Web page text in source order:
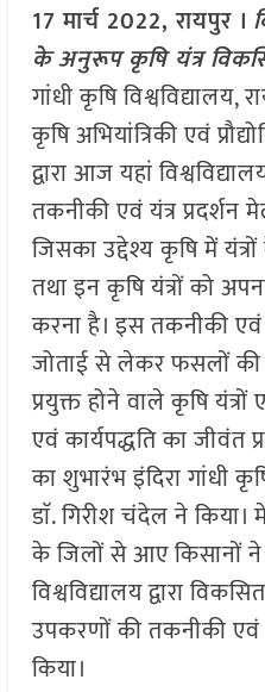
17 मार्च 2022, रायपुर ।
के अनुरूप कृषि यंत्र
गांधी कृषि विश्वविद्यालय,
कृषि अभियांत्रिकी एवं
द्वारा आज यहां
तकनीकी एवं यंत्र
जिसका उद्देश्य कृषि में
तथा इन कृषि यंत्रों को
करना है। इस तकनीकी
जोताई से लेकर फसलों
प्रयुक्त होने वाले कृषि
एवं कार्यपद्धति का जीवंत
का शुभारंभ इंदिरा गांधी
डाॅ. गिरीश चंदेल ने
के जिलों से आए किसानों ने
विश्वविद्यालय द्वारा
उपकरणों की तकनीकी एवं
किया।